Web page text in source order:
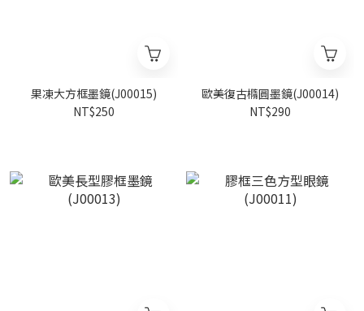
果凍大方框墨鏡(J00015)
NT$250
歐美復古橢圓墨鏡(J00014)
NT$290